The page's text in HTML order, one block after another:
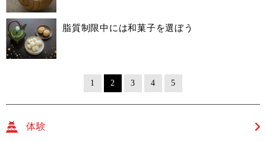
脂質制限中には和菓子を選ぼう
1 2 3 4 5
体験